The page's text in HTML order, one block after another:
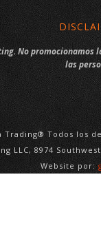
No
las
Trading® Todos los
LLC, 8974
Website por: